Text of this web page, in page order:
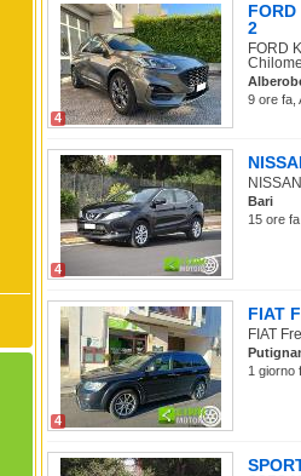
4
2
FORD
9 ore fa,
4
Bari
15 ore
4
FIAT
FIAT
1 giorno